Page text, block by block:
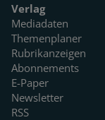
Verlag
Mediadaten
Themenplaner
Rubrikanzeigen
Abonnements
E-Paper
Newsletter
RSS